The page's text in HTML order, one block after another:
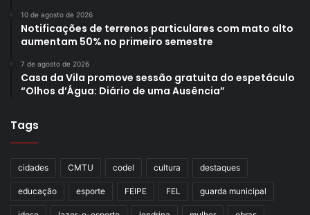
10 de agosto de 2026
Notificações de terrenos particulares com mato alto
aumentam 50% no primeiro semestre
7 de agosto de 2026
Casa da Vila promove sessão gratuita do espetáculo
“Olhos d’Água: Diário de uma Ausência”
Tags
cidades CMTU codel cultura destaques
educação esporte FEIPE FEL guarda municipal